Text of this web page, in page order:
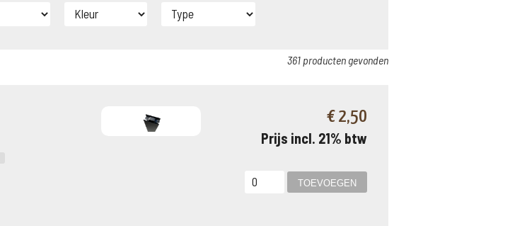
361 producten gevonden
€ 2,50
Prijs incl. 21% btw